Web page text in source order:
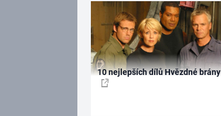
10 nejlepších dílů Hvězdné brány